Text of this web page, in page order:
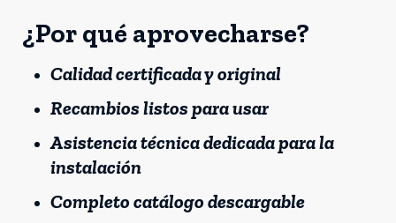
¿Por qué aprovecharse?
Calidad certificada y original
Recambios listos para usar
Asistencia técnica dedicada para la
instalación
Completo catálogo descargable